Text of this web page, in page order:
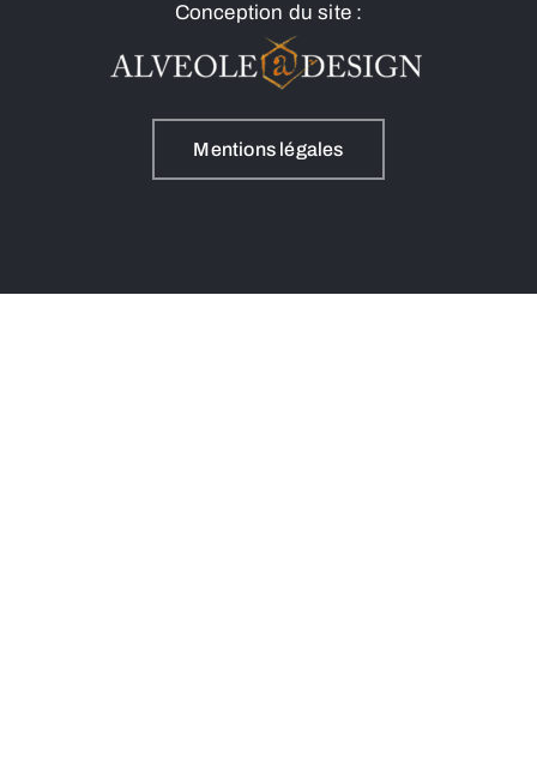
Conception du site :
Mentions légales